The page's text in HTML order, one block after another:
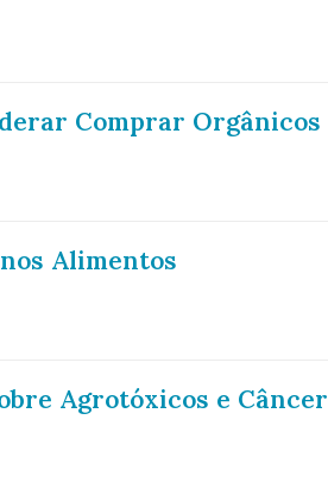
Comprar Orgânicos
Alimentos
Agrotóxicos e Câncer